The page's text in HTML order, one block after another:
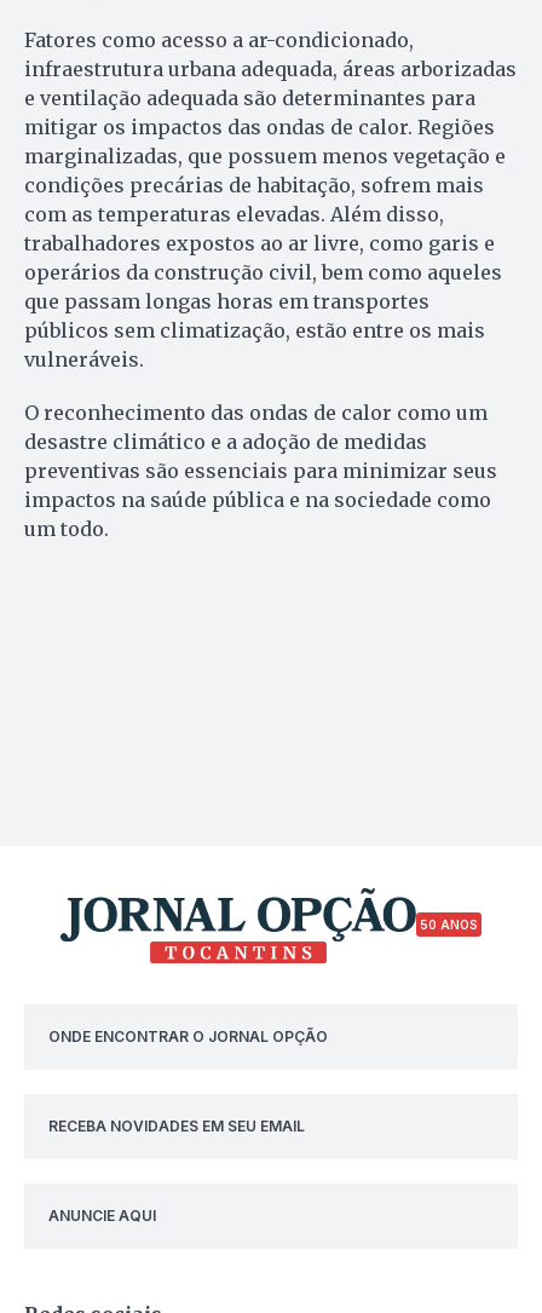
Fatores como acesso a ar-condicionado,
infraestrutura urbana adequada, áreas arborizadas
e ventilação adequada são determinantes para
mitigar os impactos das ondas de calor. Regiões
marginalizadas, que possuem menos vegetação e
condições precárias de habitação, sofrem mais
com as temperaturas elevadas. Além disso,
trabalhadores expostos ao ar livre, como garis e
operários da construção civil, bem como aqueles
que passam longas horas em transportes
públicos sem climatização, estão entre os mais
vulneráveis.
O reconhecimento das ondas de calor como um
desastre climático e a adoção de medidas
preventivas são essenciais para minimizar seus
impactos na saúde pública e na sociedade como
um todo.
50 ANOS
ONDE ENCONTRAR O JORNAL OPÇÃO
RECEBA NOVIDADES EM SEU EMAIL
ANUNCIE AQUI